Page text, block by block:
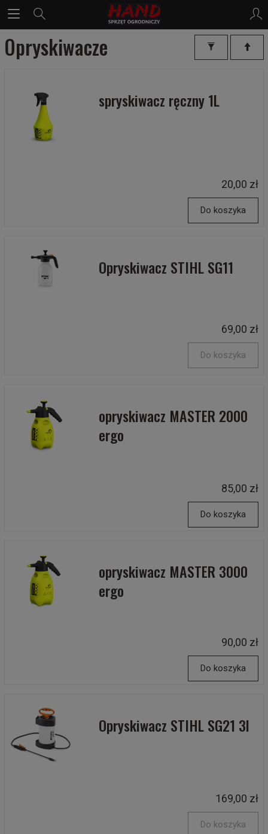
Opryskiwacze
spryskiwacz ręczny 1L
20,00 zł
Do koszyka
Opryskiwacz STIHL SG11
69,00 zł
Do koszyka
opryskiwacz MASTER 2000
ergo
85,00 zł
Do koszyka
opryskiwacz MASTER 3000
ergo
90,00 zł
Do koszyka
Opryskiwacz STIHL SG21 3l
169,00 zł
Do koszyka